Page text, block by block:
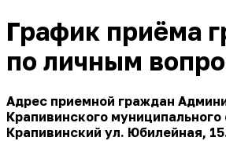
График приёма
по личным
Адрес приемной граждан
Крапивинского муниципального
Крапивинский ул. Юбилейная,